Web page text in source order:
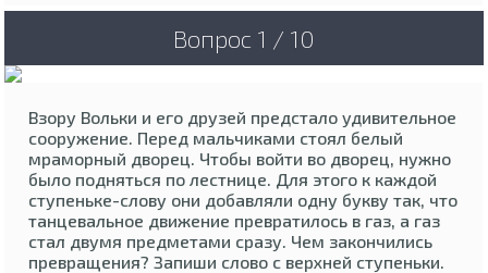
Вопрос 1 / 10
Взору Вольки и его друзей предстало удивительное
сооружение. Перед мальчиками стоял белый
мраморный дворец. Чтобы войти во дворец, нужно
было подняться по лестнице. Для этого к каждой
ступеньке-слову они добавляли одну букву так, что
танцевальное движение превратилось в газ, а газ
стал двумя предметами сразу. Чем закончились
превращения? Запиши слово с верхней ступеньки.